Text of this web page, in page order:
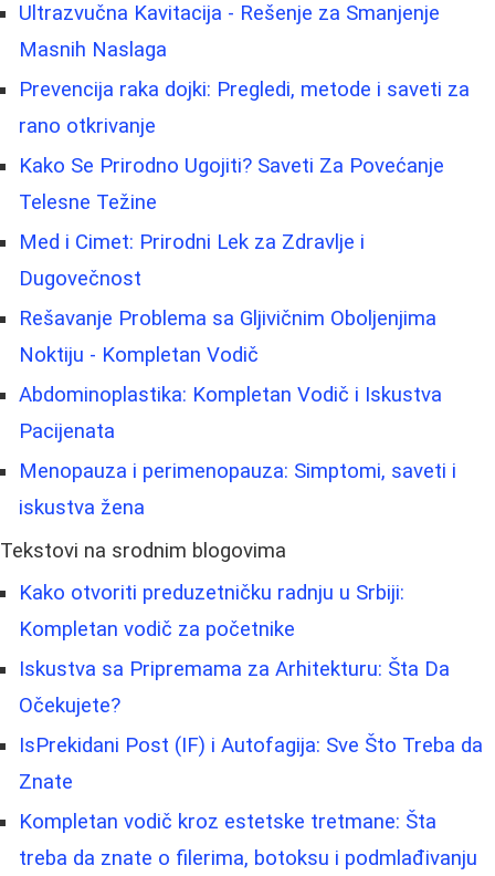
Ultrazvučna Kavitacija - Rešenje za Smanjenje
Masnih Naslaga
Prevencija raka dojki: Pregledi, metode i saveti za
rano otkrivanje
Kako Se Prirodno Ugojiti? Saveti Za Povećanje
Telesne Težine
Med i Cimet: Prirodni Lek za Zdravlje i
Dugovečnost
Rešavanje Problema sa Gljivičnim Oboljenjima
Noktiju - Kompletan Vodič
Abdominoplastika: Kompletan Vodič i Iskustva
Pacijenata
Menopauza i perimenopauza: Simptomi, saveti i
iskustva žena
Tekstovi na srodnim blogovima
Kako otvoriti preduzetničku radnju u Srbiji:
Kompletan vodič za početnike
Iskustva sa Pripremama za Arhitekturu: Šta Da
Očekujete?
IsPrekidani Post (IF) i Autofagija: Sve Što Treba da
Znate
Kompletan vodič kroz estetske tretmane: Šta
treba da znate o filerima, botoksu i podmlađivanju